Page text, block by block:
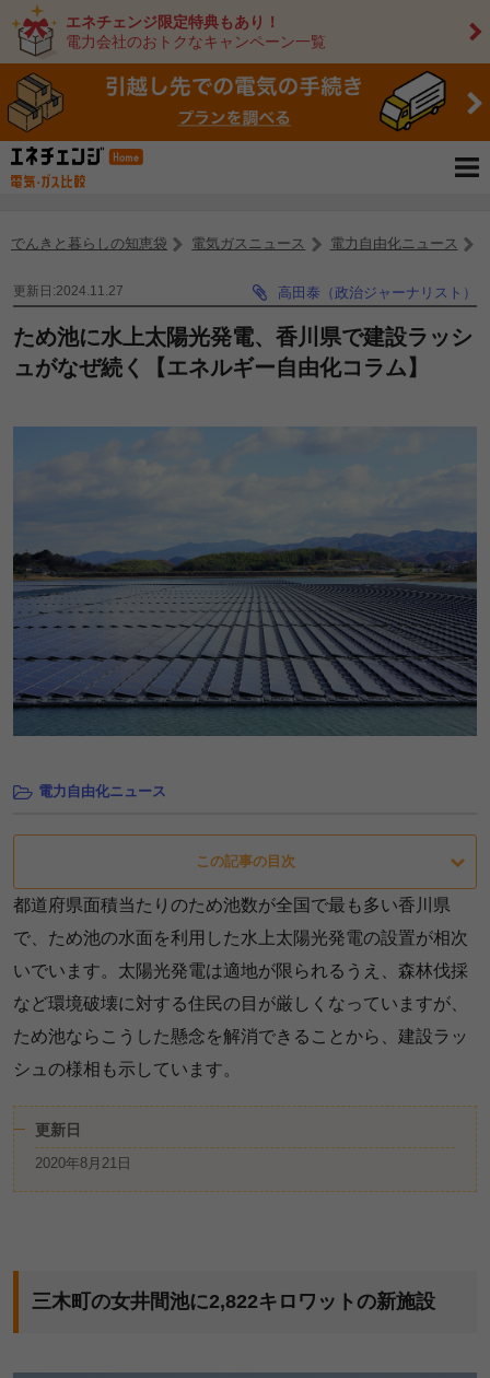
エネチェンジ限定特典もあり！
電力会社のおトクなキャンペーン一覧
でんきと暮らしの知恵袋 電気ガスニュース 電力自由化ニュース
更新日:2024.11.27 高田泰（政治ジャーナリスト）
ため池に水上太陽光発電、香川県で建設ラッシ
ュがなぜ続く【エネルギー自由化コラム】
電力自由化ニュース
この記事の目次
都道府県面積当たりのため池数が全国で最も多い香川県
で、ため池の水面を利用した水上太陽光発電の設置が相次
いでいます。太陽光発電は適地が限られるうえ、森林伐採
など環境破壊に対する住民の目が厳しくなっていますが、
ため池ならこうした懸念を解消できることから、建設ラッ
シュの様相も示しています。
更新日
2020年8月21日
三木町の女井間池に2,822キロワットの新施設